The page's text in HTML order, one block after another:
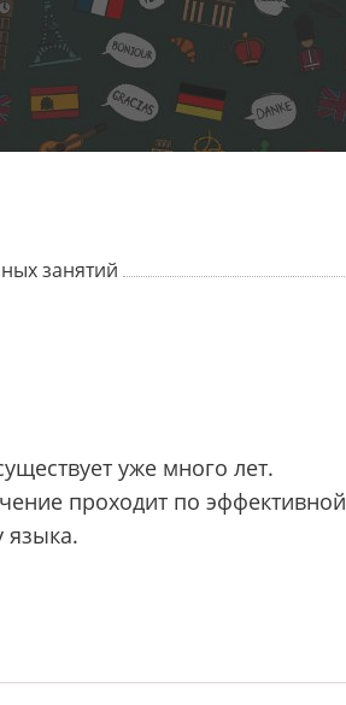
занятий
уже много лет.
проходит по эффективной
языка.